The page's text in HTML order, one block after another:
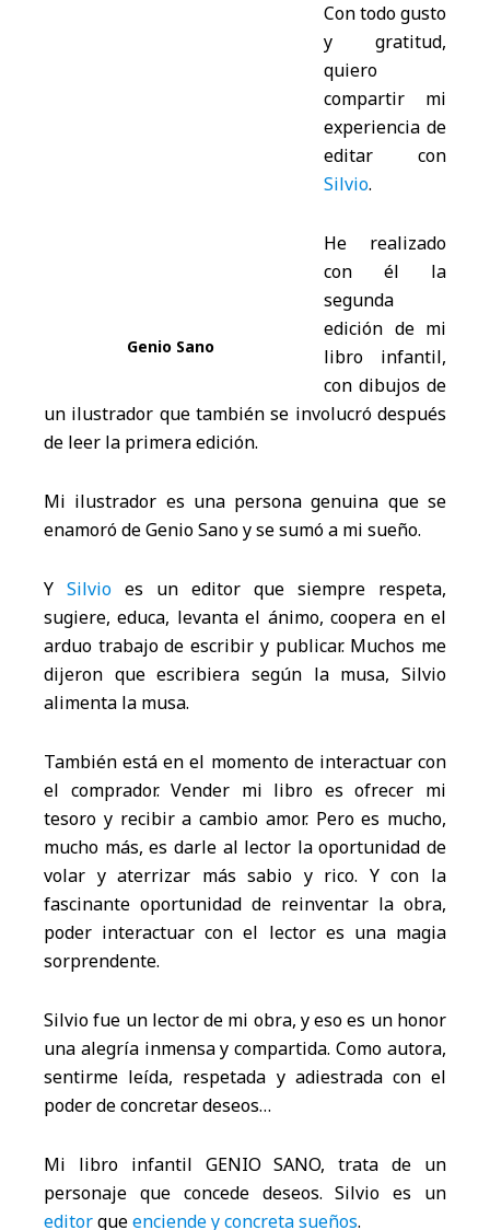
Genio Sano
Con todo gusto
y gratitud,
quiero
compartir mi
experiencia de
editar con
Silvio.
He realizado
con él la
segunda
edición de mi
libro infantil,
con dibujos de
un ilustrador que también se involucró después
de leer la primera edición.
Mi ilustrador es una persona genuina que se
enamoró de Genio Sano y se sumó a mi sueño.
Y Silvio es un editor que siempre respeta,
sugiere, educa, levanta el ánimo, coopera en el
arduo trabajo de escribir y publicar. Muchos me
dijeron que escribiera según la musa, Silvio
alimenta la musa.
También está en el momento de interactuar con
el comprador. Vender mi libro es ofrecer mi
tesoro y recibir a cambio amor. Pero es mucho,
mucho más, es darle al lector la oportunidad de
volar y aterrizar más sabio y rico. Y con la
fascinante oportunidad de reinventar la obra,
poder interactuar con el lector es una magia
sorprendente.
Silvio fue un lector de mi obra, y eso es un honor
una alegría inmensa y compartida. Como autora,
sentirme leída, respetada y adiestrada con el
poder de concretar deseos…
Mi libro infantil GENIO SANO, trata de un
personaje que concede deseos. Silvio es un
editorqueenciende y concreta sueños.